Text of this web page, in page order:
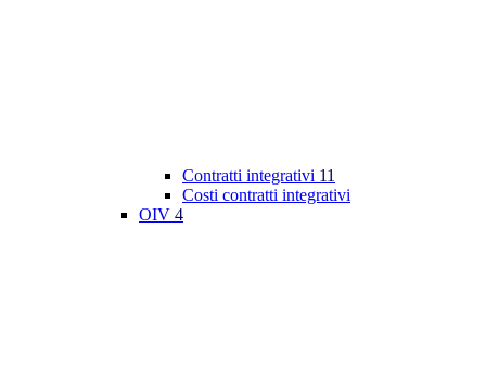
Contratti integrativi 11
Costi contratti integrativi
OIV 4